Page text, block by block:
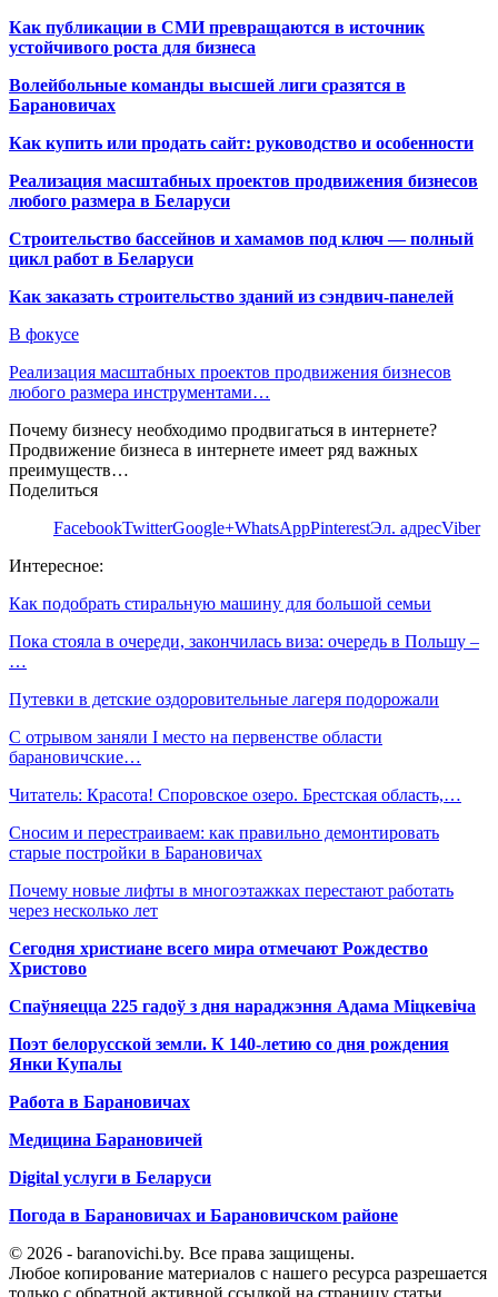
Как публикации в СМИ превращаются в источник
устойчивого роста для бизнеса
Волейбольные команды высшей лиги сразятся в
Барановичах
Как купить или продать сайт: руководство и особенности
Реализация масштабных проектов продвижения бизнесов
любого размера в Беларуси
Строительство бассейнов и хамамов под ключ — полный
цикл работ в Беларуси
Как заказать строительство зданий из сэндвич-панелей
В фокусе
Реализация масштабных проектов продвижения бизнесов
любого размера инструментами…
Почему бизнесу необходимо продвигаться в интернете?
Продвижение бизнеса в интернете имеет ряд важных
преимуществ…
Поделиться
FacebookTwitterGoogle+WhatsAppPinterestЭл. адресViber
Интересное:
Как подобрать стиральную машину для большой семьи
Пока стояла в очереди, закончилась виза: очередь в Польшу –
…
Путевки в детские оздоровительные лагеря подорожали
С отрывом заняли I место на первенстве области
барановичские…
Читатель: Красота! Споровское озеро. Брестская область,…
Сносим и перестраиваем: как правильно демонтировать
старые постройки в Барановичах
Почему новые лифты в многоэтажках перестают работать
через несколько лет
Сегодня христиане всего мира отмечают Рождество
Христово
Спаўняецца 225 гадоў з дня нараджэння Адама Міцкевіча
Поэт белорусской земли. К 140-летию со дня рождения
Янки Купалы
Работа в Барановичах
Медицина Барановичей
Digital услуги в Беларуси
Погода в Барановичах и Барановичском районе
© 2026 - baranovichi.by. Все права защищены.
Любое копирование материалов с нашего ресурса разрешается
только с обратной активной ссылкой на страницу статьи.